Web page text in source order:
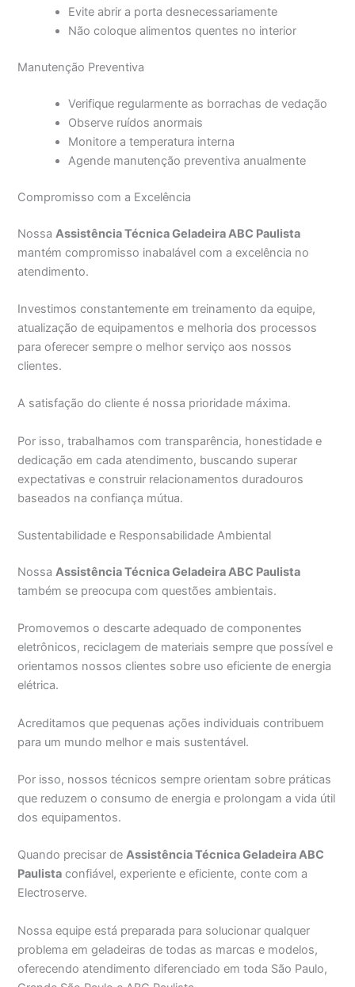
Evite abrir a porta desnecessariamente
Não coloque alimentos quentes no interior
Manutenção Preventiva
Verifique regularmente as borrachas de vedação
Observe ruídos anormais
Monitore a temperatura interna
Agende manutenção preventiva anualmente
Compromisso com a Excelência
NossaAssistência Técnica Geladeira ABC Paulista
mantém compromisso inabalável com a excelência no
atendimento.
Investimos constantemente em treinamento da equipe,
atualização de equipamentos e melhoria dos processos
para oferecer sempre o melhor serviço aos nossos
clientes.
A satisfação do cliente é nossa prioridade máxima.
Por isso, trabalhamos com transparência, honestidade e
dedicação em cada atendimento, buscando superar
expectativas e construir relacionamentos duradouros
baseados na confiança mútua.
Sustentabilidade e Responsabilidade Ambiental
NossaAssistência Técnica Geladeira ABC Paulista
também se preocupa com questões ambientais.
Promovemos o descarte adequado de componentes
eletrônicos, reciclagem de materiais sempre que possível e
orientamos nossos clientes sobre uso eficiente de energia
elétrica.
Acreditamos que pequenas ações individuais contribuem
para um mundo melhor e mais sustentável.
Por isso, nossos técnicos sempre orientam sobre práticas
que reduzem o consumo de energia e prolongam a vida útil
dos equipamentos.
Quando precisar deAssistência Técnica Geladeira ABC
Paulista confiável, experiente e eficiente, conte com a
Electroserve.
Nossa equipe está preparada para solucionar qualquer
problema em geladeiras de todas as marcas e modelos,
oferecendo atendimento diferenciado em toda São Paulo,